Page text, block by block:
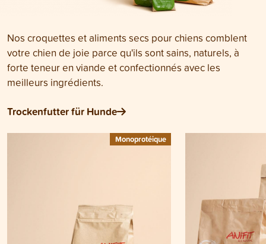
Nos croquettes et aliments secs pour chiens comblent
votre chien de joie parce qu'ils sont sains, naturels, à
forte teneur en viande et confectionnés avec les
meilleurs ingrédients.
Trockenfutter für Hunde
Monoprotéique